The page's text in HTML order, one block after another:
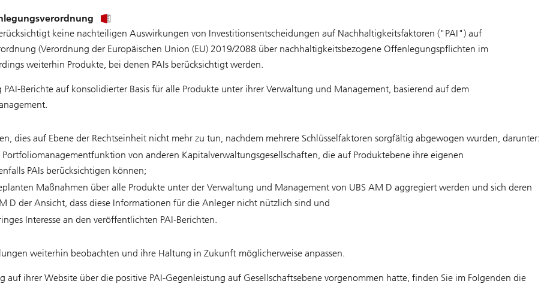
keine nachteiligen Auswirkungen von Investitionsentscheidungen auf Nachhaltigkeitsfaktoren ("PAI") auf
(Verordnung der Europäischen Union (EU) 2019/2088 über nachhaltigkeitsbezogene Offenlegungspflichten im
weiterhin Produkte, bei denen PAIs berücksichtigt werden.
Berichte auf konsolidierter Basis für alle Produkte unter ihrer Verwaltung und Management, basierend auf dem
dies auf Ebene der Rechtseinheit nicht mehr zu tun, nachdem mehrere Schlüsselfaktoren sorgfältig abgewogen wurden, darunter:
von anderen Kapitalverwaltungsgesellschaften, die auf Produktebene ihre eigenen
PAIs berücksichtigen können;
Maßnahmen über alle Produkte unter der Verwaltung und Management von UBS AM D aggregiert werden und sich deren
D der Ansicht, dass diese Informationen für die Anleger nicht nützlich sind und
Interesse an den veröffentlichten PAI-Berichten.
weiterhin beobachten und ihre Haltung in Zukunft möglicherweise anpassen.
ihrer Website über die positive PAI-Gegenleistung auf Gesellschaftsebene vorgenommen hatte, finden Sie im Folgenden die